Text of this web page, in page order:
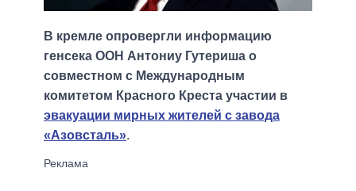
В кремле опровергли информацию
генсека ООН Антониу Гутериша о
совместном с Международным
комитетом Красного Креста участии в
эвакуации мирных жителей с завода
«Азовсталь».